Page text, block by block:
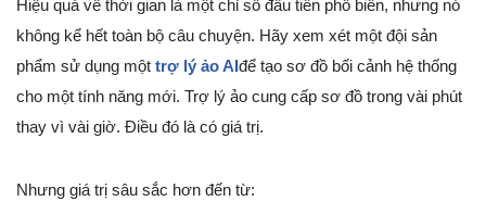
Hiệu quả về thời gian là một chỉ số đầu tiên phổ biến, nhưng nó
không kể hết toàn bộ câu chuyện. Hãy xem xét một đội sản
phẩm sử dụng một trợ lý ảo AIđể tạo sơ đồ bối cảnh hệ thống
cho một tính năng mới. Trợ lý ảo cung cấp sơ đồ trong vài phút
thay vì vài giờ. Điều đó là có giá trị.
Nhưng giá trị sâu sắc hơn đến từ: